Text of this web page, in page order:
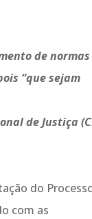
de normas
“que sejam
de Justiça
do
com as